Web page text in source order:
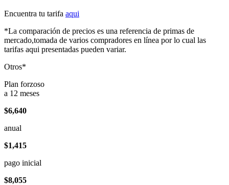
Encuentra tu tarifa aqui
*La comparación de precios es una referencia de primas de
mercado,tomada de varios compradores en línea por lo cual las
tarifas aqui presentadas pueden variar.
Otros*
Plan forzoso
a 12 meses
$6,640
anual
$1,415
pago inicial
$8,055